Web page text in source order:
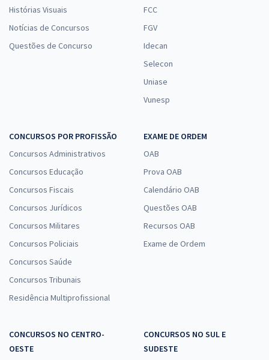
Histórias Visuais
Notícias de Concursos
Questões de Concurso
FCC
FGV
Idecan
Selecon
Uniase
Vunesp
CONCURSOS POR PROFISSÃO
Concursos Administrativos
Concursos Educação
Concursos Fiscais
Concursos Jurídicos
Concursos Militares
Concursos Policiais
Concursos Saúde
Concursos Tribunais
Residência Multiprofissional
EXAME DE ORDEM
OAB
Prova OAB
Calendário OAB
Questões OAB
Recursos OAB
Exame de Ordem
CONCURSOS NO CENTRO-
OESTE
CONCURSOS NO SUL E
SUDESTE